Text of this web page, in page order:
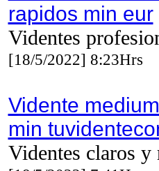
rapidos min eur
Videntes
[18/5/2022] 8:23Hrs
Vidente
min
Videntes claros y